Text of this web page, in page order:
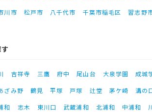
川市 松戸市 八千代市 千葉市稲毛区 習志野
吉祥寺 三鷹 府中 尾山台 大泉学園 成城
ざみ野 鶴見 平塚 戸塚 辻堂 茅ケ崎
溝の
和 志木 東川口 武蔵浦和 北浦和 中浦和